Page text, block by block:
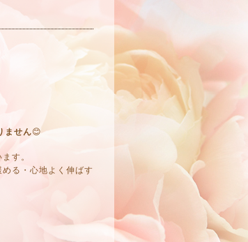
ません😊
す。
る・心地よく伸ばす